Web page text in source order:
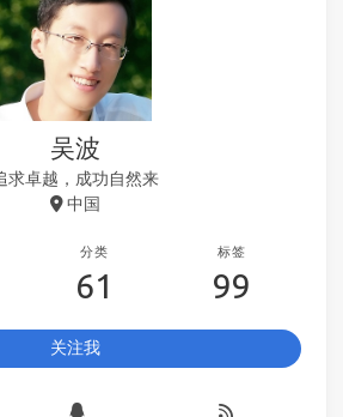
吴波
求卓越，成功自然来
中国
分类
61
标签
99
关注我